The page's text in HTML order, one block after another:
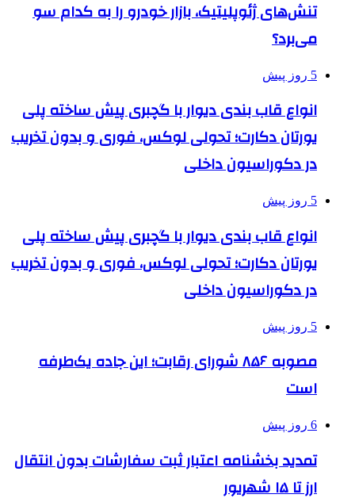
تنش‌های ژئوپلیتیک، بازار خودرو را به کدام سو
می‌برد؟
5 روز پیش
انواع قاب بندی دیوار با گچبری پیش ساخته پلی
یورتان دکارت؛ تحولی لوکس، فوری و بدون تخریب
در دکوراسیون داخلی
5 روز پیش
انواع قاب بندی دیوار با گچبری پیش ساخته پلی
یورتان دکارت؛ تحولی لوکس، فوری و بدون تخریب
در دکوراسیون داخلی
5 روز پیش
مصوبه ۸۵۶ شورای رقابت؛ این جاده یک‌طرفه
است
6 روز پیش
تمدید بخشنامه اعتبار ثبت سفارشات بدون انتقال
ارز تا ۱۵ شهریور